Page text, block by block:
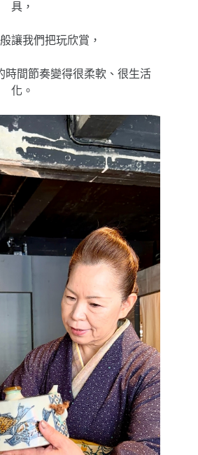
具，
讓我們把玩欣賞，
時間節奏變得很柔軟、很生活
化。